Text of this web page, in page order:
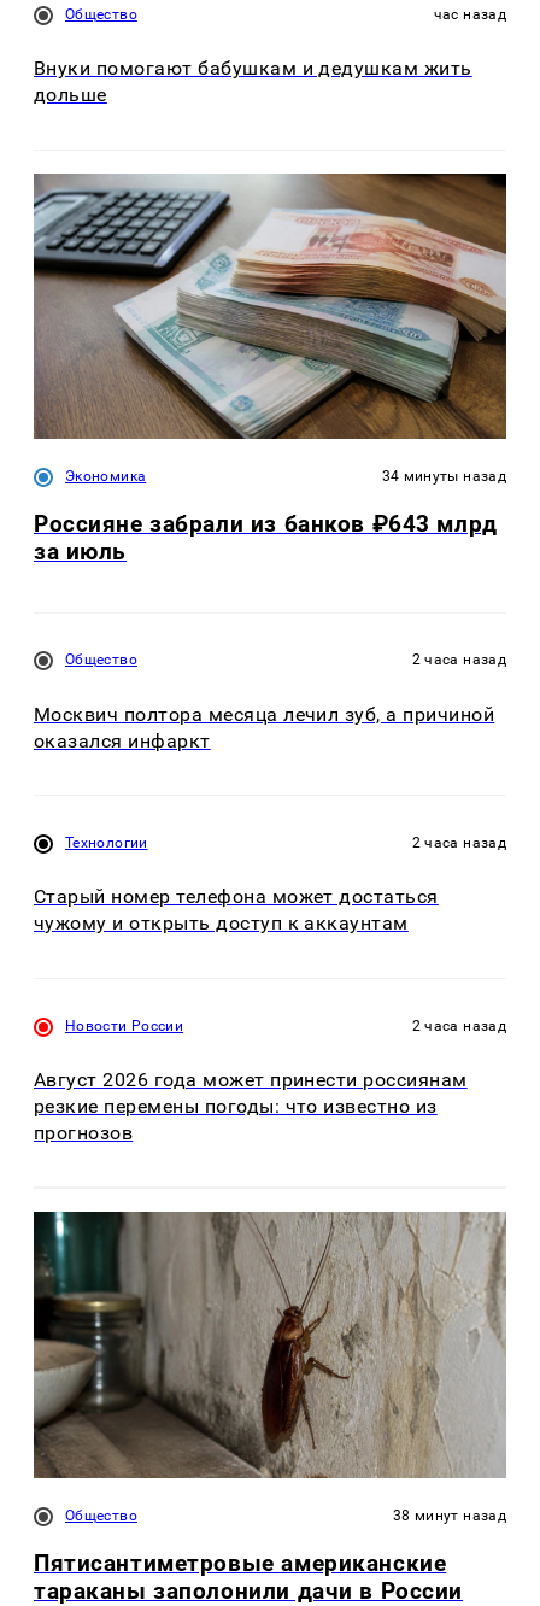
Общество час назад
Внуки помогают бабушкам и дедушкам жить
дольше
Экономика 34 минуты назад
Россияне забрали из банков ₽643 млрд
за июль
Общество 2 часа назад
Москвич полтора месяца лечил зуб, а причиной
оказался инфаркт
Технологии 2 часа назад
Старый номер телефона может достаться
чужому и открыть доступ к аккаунтам
Новости России 2 часа назад
Август 2026 года может принести россиянам
резкие перемены погоды: что известно из
прогнозов
Общество 38 минут назад
Пятисантиметровые американские
тараканы заполонили дачи в России